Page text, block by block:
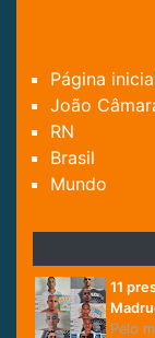
Página
João
RN
Brasil
Mundo
11
Pelo